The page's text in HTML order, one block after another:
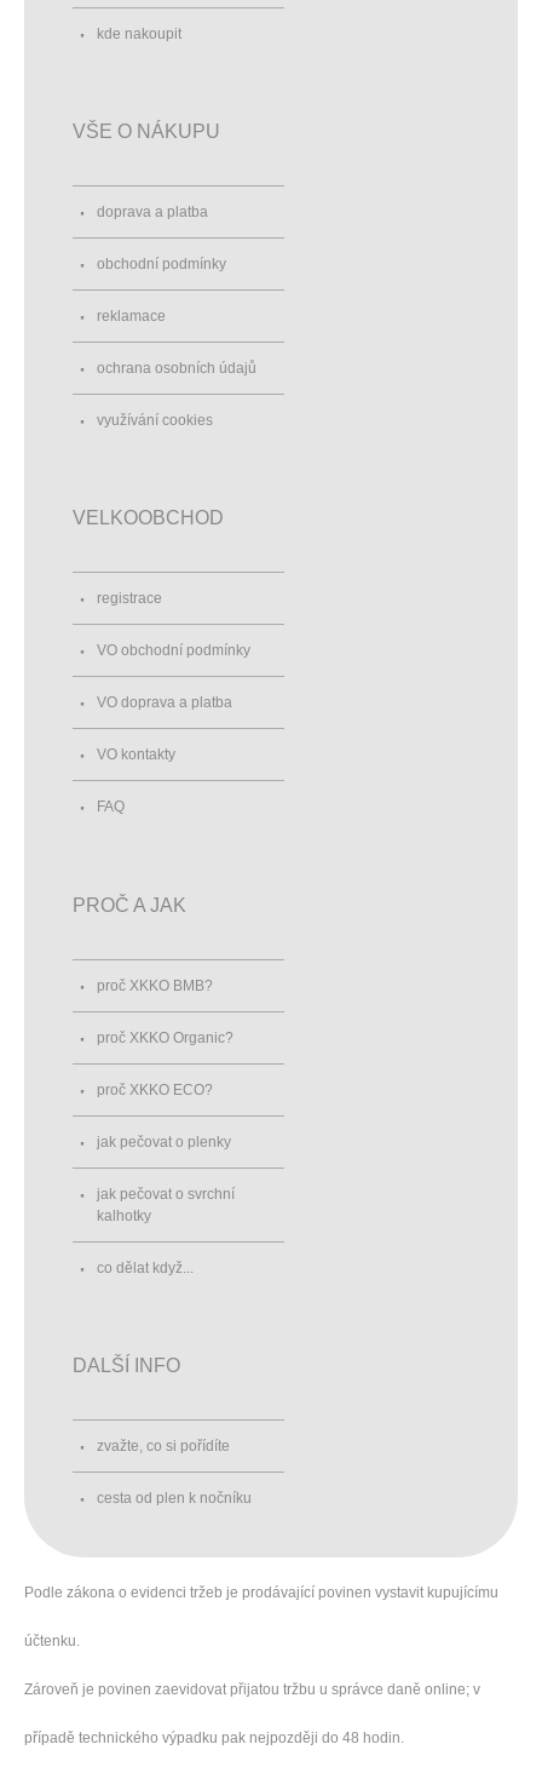
kde nakoupit
VŠE O NÁKUPU
doprava a platba
obchodní podmínky
reklamace
ochrana osobních údajů
využívání cookies
VELKOOBCHOD
registrace
VO obchodní podmínky
VO doprava a platba
VO kontakty
FAQ
PROČ A JAK
proč XKKO BMB?
proč XKKO Organic?
proč XKKO ECO?
jak pečovat o plenky
jak pečovat o svrchní
kalhotky
co dělat když...
DALŠÍ INFO
zvažte, co si pořídíte
cesta od plen k nočníku
Podle zákona o evidenci tržeb je prodávající povinen vystavit kupujícímu
účtenku.
Zároveň je povinen zaevidovat přijatou tržbu u správce daně online; v
případě technického výpadku pak nejpozději do 48 hodin.